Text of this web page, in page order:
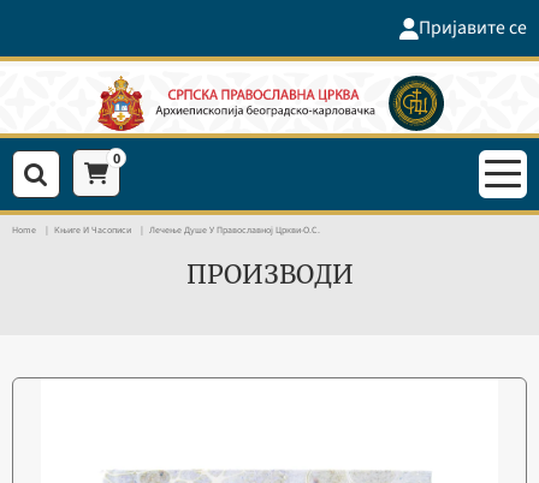
Пријавите се
0
Home Књиге И Часописи Лечење Душе У Православној Цркви-О.С.
ПРОИЗВОДИ